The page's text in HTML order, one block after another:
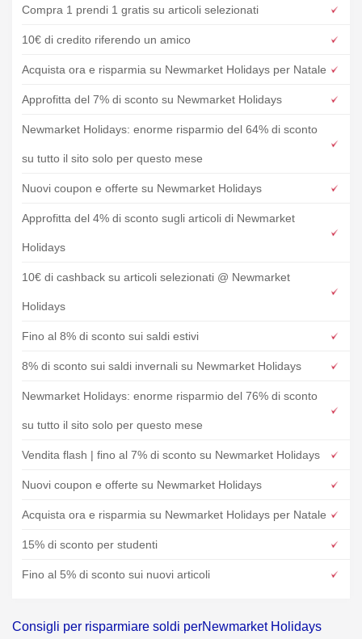
Compra 1 prendi 1 gratis su articoli selezionati
10€ di credito riferendo un amico
Acquista ora e risparmia su Newmarket Holidays per Natale
Approfitta del 7% di sconto su Newmarket Holidays
Newmarket Holidays: enorme risparmio del 64% di sconto
su tutto il sito solo per questo mese
Nuovi coupon e offerte su Newmarket Holidays
Approfitta del 4% di sconto sugli articoli di Newmarket
Holidays
10€ di cashback su articoli selezionati @ Newmarket
Holidays
Fino al 8% di sconto sui saldi estivi
8% di sconto sui saldi invernali su Newmarket Holidays
Newmarket Holidays: enorme risparmio del 76% di sconto
su tutto il sito solo per questo mese
Vendita flash | fino al 7% di sconto su Newmarket Holidays
Nuovi coupon e offerte su Newmarket Holidays
Acquista ora e risparmia su Newmarket Holidays per Natale
15% di sconto per studenti
Fino al 5% di sconto sui nuovi articoli
Consigli per risparmiare soldi perNewmarket Holidays